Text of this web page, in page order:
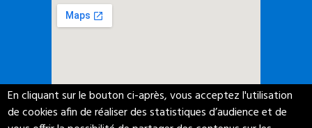
ACCESSIBILITÉ NUMÉRIQUE
PROTECTION DE VOS DONNÉES
En cliquant sur le bouton ci-après, vous acceptez l'utilisation
de cookies afin de réaliser des statistiques d’audience et de